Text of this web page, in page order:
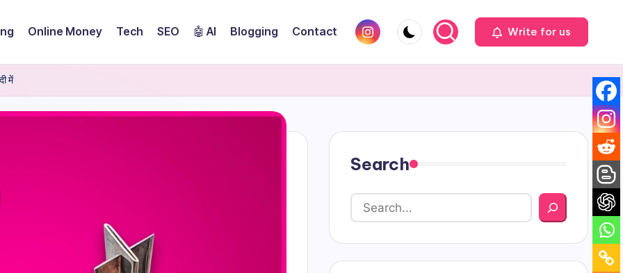
Online Money Tech SEO 🤖 AI Blogging Contact Instagram Write for us
में
Search